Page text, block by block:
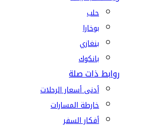
حلب
بوخارا
بنغازي
بانكوك
روابط ذات صلة
أدنى أسعار الرحلات
خارطة المسارات
أفكار السفر